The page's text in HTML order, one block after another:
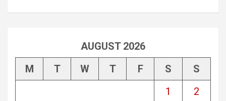
AUGUST 2026
M
T W T F S
S
1
2